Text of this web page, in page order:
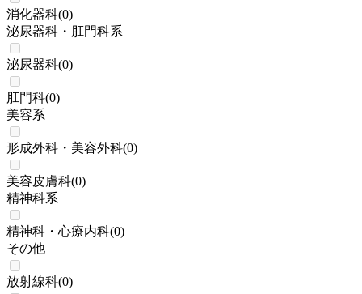
消化器科(0)
泌尿器科・肛門科系
泌尿器科(0)
肛門科(0)
美容系
形成外科・美容外科(0)
美容皮膚科(0)
精神科系
精神科・心療内科(0)
その他
放射線科(0)